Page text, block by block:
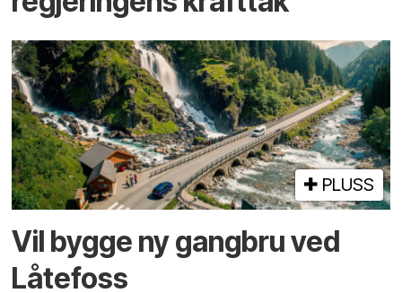
PLUSS
Vil bygge ny gangbru ved
Låtefoss